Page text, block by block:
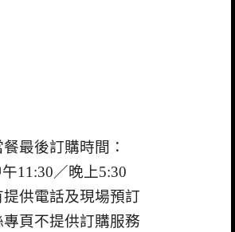
餐最後訂購時間：
11:30／晚上5:30
提供電話及現場預訂
專頁不提供訂購服務